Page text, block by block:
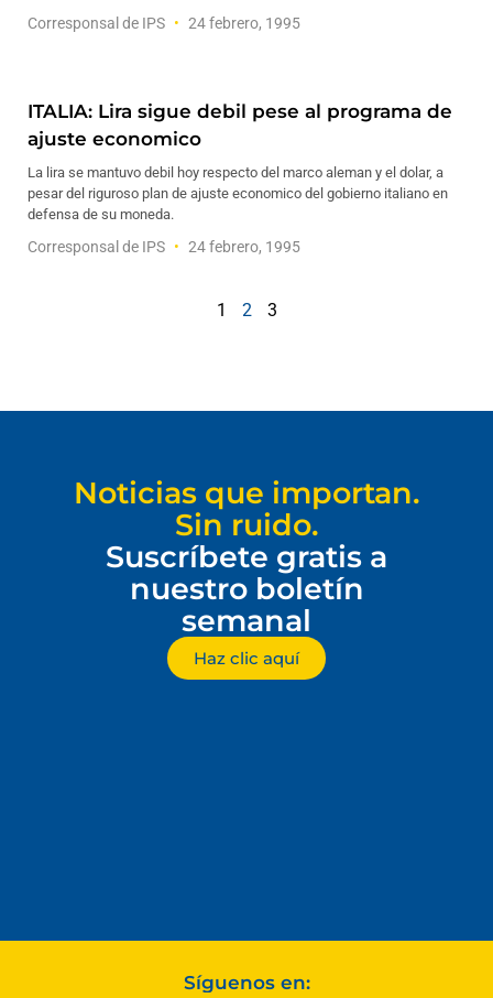
Corresponsal de IPS 24 febrero, 1995
ITALIA: Lira sigue debil pese al programa de
ajuste economico
La lira se mantuvo debil hoy respecto del marco aleman y el dolar, a
pesar del riguroso plan de ajuste economico del gobierno italiano en
defensa de su moneda.
Corresponsal de IPS 24 febrero, 1995
1 2 3
Noticias que importan.
Sin ruido.
Suscríbete gratis a
nuestro boletín
semanal
Haz clic aquí
Síguenos en: